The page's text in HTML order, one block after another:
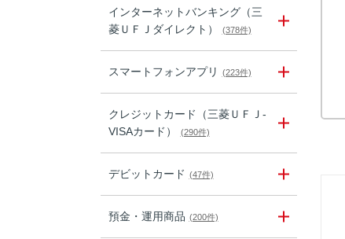
インターネットバンキング（三
菱ＵＦＪダイレクト）
(378件)
スマートフォンアプリ (223件)
クレジットカード（三菱ＵＦＪ-
VISAカード）
(290件)
デビットカード (47件)
預金・運用商品 (200件)